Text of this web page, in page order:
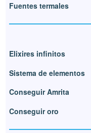
Fuentes termales
Elixires infinitos
Sistema de elementos
Conseguir Amrita
Conseguir oro